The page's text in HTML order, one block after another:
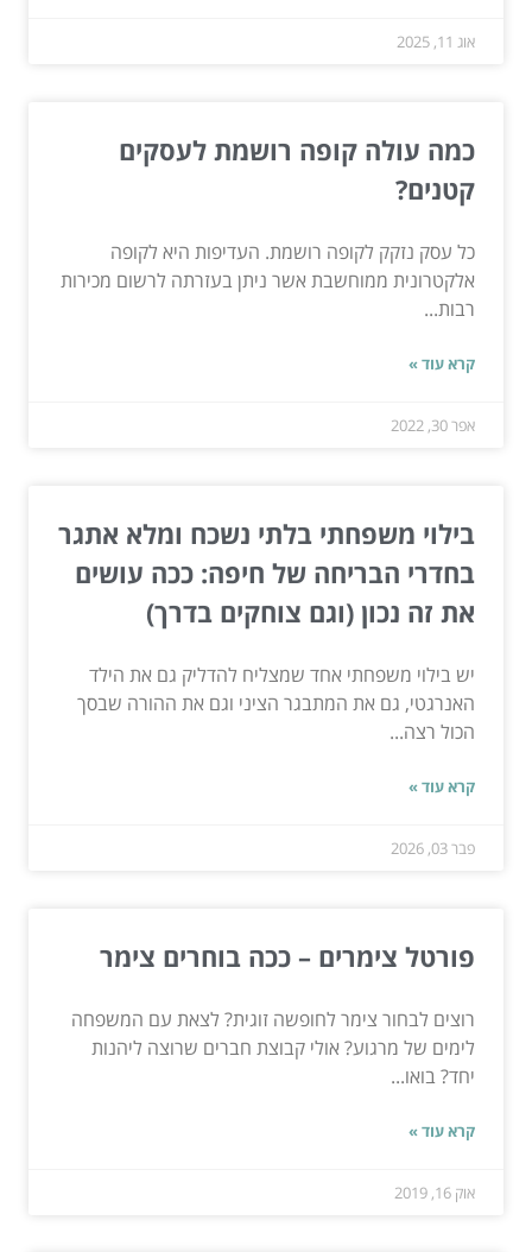
אוג 11, 2025
כמה עולה קופה רושמת לעסקים
קטנים?
כל עסק נזקק לקופה רושמת. העדיפות היא לקופה
אלקטרונית ממוחשבת אשר ניתן בעזרתה לרשום מכירות
רבות...
קרא עוד »
אפר 30, 2022
בילוי משפחתי בלתי נשכח ומלא אתגר
בחדרי הבריחה של חיפה: ככה עושים
את זה נכון (וגם צוחקים בדרך)
יש בילוי משפחתי אחד שמצליח להדליק גם את הילד
האנרגטי, גם את המתבגר הציני וגם את ההורה שבסך
הכול רצה...
קרא עוד »
פבר 03, 2026
פורטל צימרים – ככה בוחרים צימר
רוצים לבחור צימר לחופשה זוגית? לצאת עם המשפחה
לימים של מרגוע? אולי קבוצת חברים שרוצה ליהנות
יחד? בואו...
קרא עוד »
אוק 16, 2019